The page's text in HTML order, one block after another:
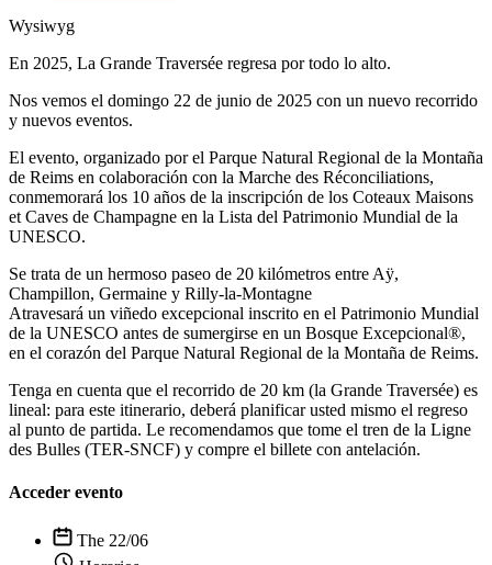
Wysiwyg
En 2025, La Grande Traversée regresa por todo lo alto.
Nos vemos el domingo 22 de junio de 2025 con un nuevo recorrido
y nuevos eventos.
El evento, organizado por el Parque Natural Regional de la Montaña
de Reims en colaboración con la Marche des Réconciliations,
conmemorará los 10 años de la inscripción de los Coteaux Maisons
et Caves de Champagne en la Lista del Patrimonio Mundial de la
UNESCO.
Se trata de un hermoso paseo de 20 kilómetros entre Aÿ,
Champillon, Germaine y Rilly-la-Montagne
Atravesará un viñedo excepcional inscrito en el Patrimonio Mundial
de la UNESCO antes de sumergirse en un Bosque Excepcional®,
en el corazón del Parque Natural Regional de la Montaña de Reims.
Tenga en cuenta que el recorrido de 20 km (la Grande Traversée) es
lineal: para este itinerario, deberá planificar usted mismo el regreso
al punto de partida. Le recomendamos que tome el tren de la Ligne
des Bulles (TER-SNCF) y compre el billete con antelación.
Acceder evento
The 22/06